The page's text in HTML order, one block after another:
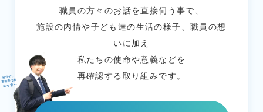
職員の方々のお話を直接伺う事で、
施設の内情や子ども達の生活の様子、職員の想
いに加え
私たちの使命や意義などを
再確認する取り組みです。